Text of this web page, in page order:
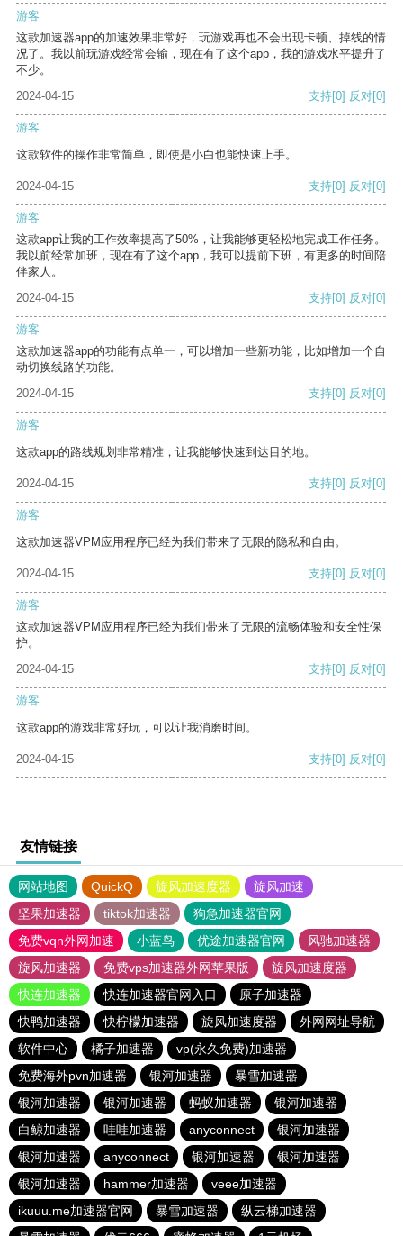
游客
这款加速器app的加速效果非常好，玩游戏再也不会出现卡顿、掉线的情
况了。我以前玩游戏经常会输，现在有了这个app，我的游戏水平提升了
不少。
2024-04-15
支持[0] 反对[0]
游客
这款软件的操作非常简单，即使是小白也能快速上手。
2024-04-15 支持[0] 反对[0]
游客
这款app让我的工作效率提高了50%，让我能够更轻松地完成工作任务。
我以前经常加班，现在有了这个app，我可以提前下班，有更多的时间陪
伴家人。
2024-04-15
支持[0] 反对[0]
游客
这款加速器app的功能有点单一，可以增加一些新功能，比如增加一个自
动切换线路的功能。
2024-04-15
支持[0] 反对[0]
游客
这款app的路线规划非常精准，让我能够快速到达目的地。
2024-04-15 支持[0] 反对[0]
游客
这款加速器VPM应用程序已经为我们带来了无限的隐私和自由。
2024-04-15 支持[0] 反对[0]
游客
这款加速器VPM应用程序已经为我们带来了无限的流畅体验和安全性保
护。
2024-04-15
支持[0] 反对[0]
游客
这款app的游戏非常好玩，可以让我消磨时间。
2024-04-15 支持[0] 反对[0]
友情链接
网站地图 QuickQ 旋风加速度器
旋风加速
坚果加速器
tiktok加速器
狗急加速器官网
免费vqn外网加速
小蓝鸟 优途加速器官网
风驰加速器
旋风加速器
免费vps加速器外网苹果版
旋风加速度器
快连加速器
快连加速器官网入口
原子加速器
快鸭加速器
快柠檬加速器 旋风加速度器
外网网址导航
软件中心
橘子加速器
vp(永久免费)加速器
免费海外pvn加速器
银河加速器
暴雪加速器
银河加速器
银河加速器 蚂蚁加速器
银河加速器
白鲸加速器
哇哇加速器 anyconnect
银河加速器
银河加速器
anyconnect 银河加速器
银河加速器
银河加速器
hammer加速器
veee加速器
ikuuu.me加速器官网
暴雪加速器
纵云梯加速器